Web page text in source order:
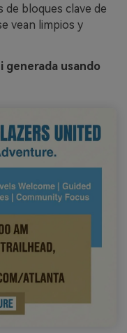
de bloques clave de
vean limpios y
generada usando